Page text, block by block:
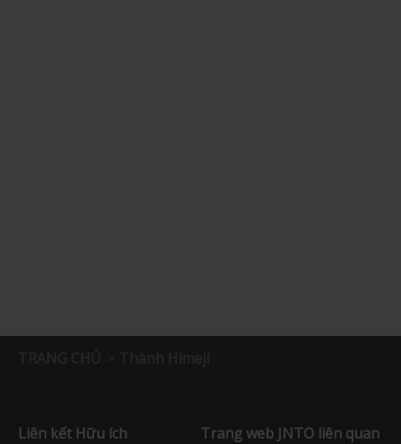
Liên kết Hữu ích Trang web JNTO liên quan